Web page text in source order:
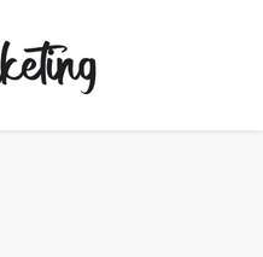
– Blog